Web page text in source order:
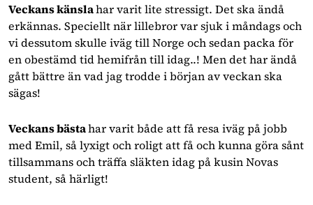
Veckans känslahar varit lite stressigt. Det ska ändå
erkännas. Speciellt när lillebror var sjuk i måndags och
vi dessutom skulle iväg till Norge och sedan packa för
en obestämd tid hemifrån till idag..! Men det har ändå
gått bättre än vad jag trodde i början av veckan ska
sägas!
Veckans bästahar varit både att få resa iväg på jobb
med Emil, så lyxigt och roligt att få och kunna göra sånt
tillsammans och träffa släkten idag på kusin Novas
student, så härligt!